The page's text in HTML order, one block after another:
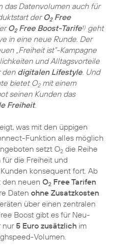
das Datenvolumen auch für
derO2Free
O2Free Boost-Tarife1) geht
in eine neue Runde. Der
„Freiheit ist“-Kampagne
und Alltagsvorteile
den digitalen Lifestyle. Und
bietet O2mit einem
seinen Kunden das
Freiheit.
was mit den üppigen
Funktion alles möglich
setzt O2 die Reihe
für die Freiheit und
konsequent fort. Ab
den neuen O2 Free Tarifen
Daten ohne Zusatzkosten
über einen zentralen
Boost gibt es für Neu-
nur5 Euro zusätzlich im
Volumen.